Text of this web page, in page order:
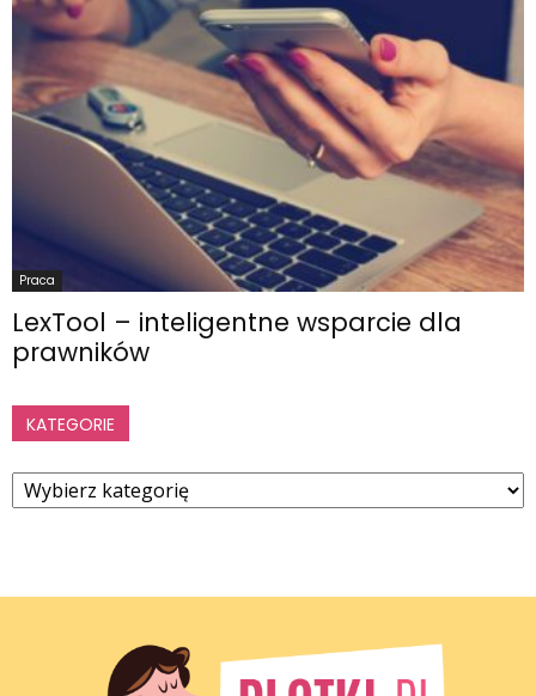
Praca
LexTool – inteligentne wsparcie dla
prawników
KATEGORIE
Kategorie